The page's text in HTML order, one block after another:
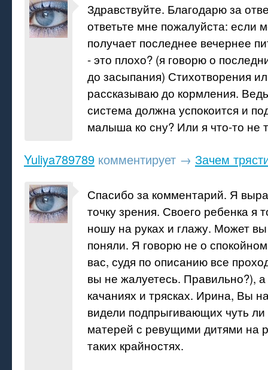
Здравствуйте. Благодарю за
ответьте мне пожалуйста: если
получает последнее вечернее
- это плохо? (я говорю о
до засыпания) Стихотворения
рассказываю до кормления.
система должна успокоится и
малыша ко сну? Или я что-то не
Yuliya789789 комментирует → Зачем
Спасибо за комментарий. Я
точку зрения. Своего ребенка я
ношу на руках и глажу. Может
поняли. Я говорю не о
вас, судя по описанию все
вы не жалуетесь.
качаниях и трясках. Ирина, Вы
видели подпрыгивающих чуть ли
матерей с ревущими дитями на
таких крайностях.